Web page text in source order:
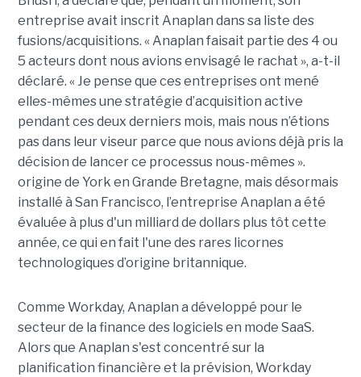
entreprise avait inscrit Anaplan dans sa liste des
fusions/acquisitions. « Anaplan faisait partie des 4 ou
5 acteurs dont nous avions envisagé le rachat », a-t-il
déclaré. « Je pense que ces entreprises ont mené
elles-mêmes une stratégie d’acquisition active
pendant ces deux derniers mois, mais nous n’étions
pas dans leur viseur parce que nous avions déjà pris la
décision de lancer ce processus nous-mêmes ».
origine de York en Grande Bretagne, mais désormais
installé à San Francisco, l’entreprise Anaplan a été
évaluée à plus d'un milliard de dollars plus tôt cette
année, ce qui en fait l'une des rares licornes
technologiques d’origine britannique.
Comme Workday, Anaplan a développé pour le
secteur de la finance des logiciels en mode SaaS.
Alors que Anaplan s'est concentré sur la
planification financière et la prévision, Workday